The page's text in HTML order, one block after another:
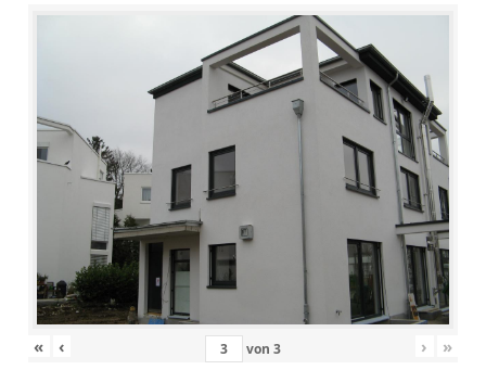
« ‹ von 3 › »